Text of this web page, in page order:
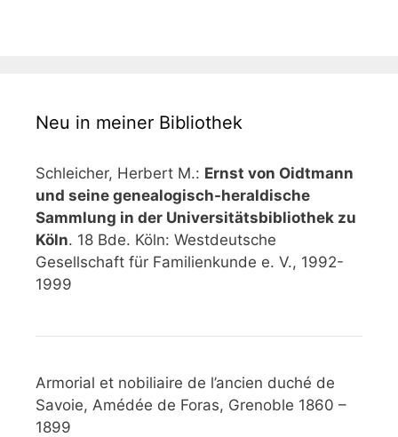
Neu in meiner Bibliothek
Schleicher, Herbert M.: Ernst von Oidtmann
und seine genealogisch-heraldische
Sammlung in der Universitätsbibliothek zu
Köln. 18 Bde. Köln: Westdeutsche
Gesellschaft für Familienkunde e. V., 1992-
1999
Armorial et nobiliaire de l’ancien duché de
Savoie, Amédée de Foras, Grenoble 1860 –
1899